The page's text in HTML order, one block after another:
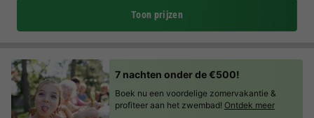
Toon prijzen
7 nachten onder de €500!
Boek nu een voordelige zomervakantie &
profiteer aan het zwembad! Ontdek meer